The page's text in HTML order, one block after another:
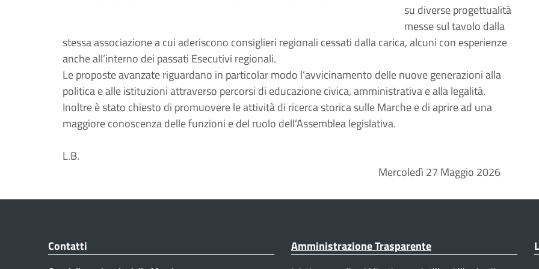
su diverse progettualità
messe sul tavolo dalla
stessa associazione a cui aderiscono consiglieri regionali cessati dalla carica, alcuni con esperienze
anche all’interno dei passati Esecutivi regionali.
Le proposte avanzate riguardano in particolar modo l’avvicinamento delle nuove generazioni alla
politica e alle istituzioni attraverso percorsi di educazione civica, amministrativa e alla legalità.
Inoltre è stato chiesto di promuovere le attività di ricerca storica sulle Marche e di aprire ad una
maggiore conoscenza delle funzioni e del ruolo dell’Assemblea legislativa.
L.B.
Mercoledì 27 Maggio 2026
Contatti Amministrazione Trasparente